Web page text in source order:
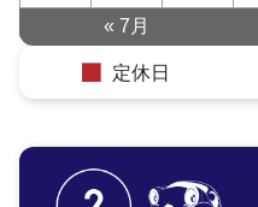
« 7月
定休日